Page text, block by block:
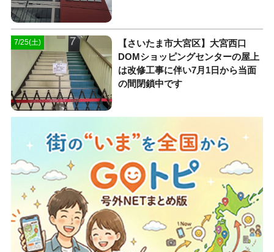
7/25(土)
【さいたま市大宮区】大宮西口
DOMショッピングセンターの屋上
は改修工事に伴い7月1日から当面
の間閉鎖中です